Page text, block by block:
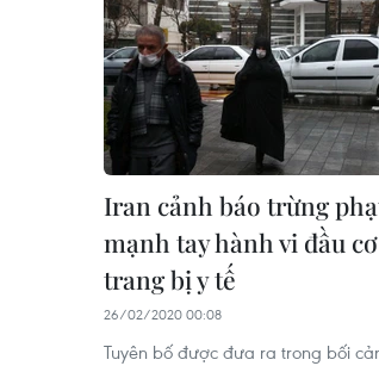
Iran cảnh báo trừng
mạnh tay hành vi đầu cơ
trang bị y tế
26/02/2020 00:08
Tuyên bố được đưa ra trong bối